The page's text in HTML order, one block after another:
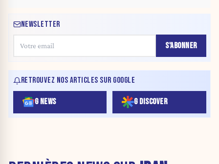
NEWSLETTER
S'ABONNER
RETROUVEZ NOS ARTICLES SUR GOOGLE
G NEWS G DISCOVER